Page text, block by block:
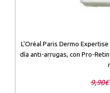
L'Oréal Paris Dermo
día anti-arrugas, con Pro-
9,90€